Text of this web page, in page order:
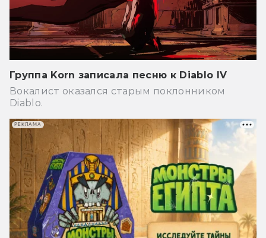
Группа Korn записала песню к Diablo IV
Вокалист оказался старым поклонником
Diablo.
РЕКЛАМА